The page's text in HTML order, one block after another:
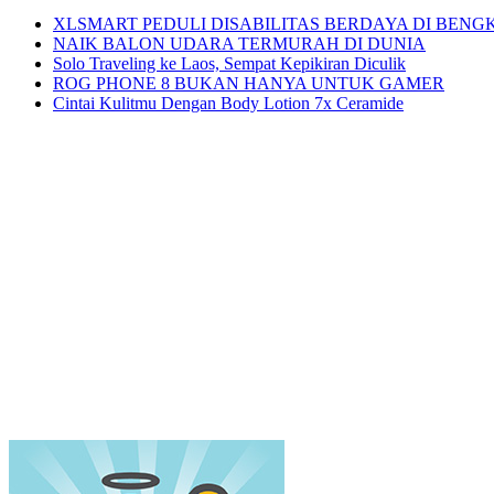
XLSMART PEDULI DISABILITAS BERDAYA DI
NAIK BALON UDARA TERMURAH DI DUNIA
Solo Traveling ke Laos, Sempat Kepikiran Diculik
ROG PHONE 8 BUKAN HANYA UNTUK GAMER
Cintai Kulitmu Dengan Body Lotion 7x Ceramide